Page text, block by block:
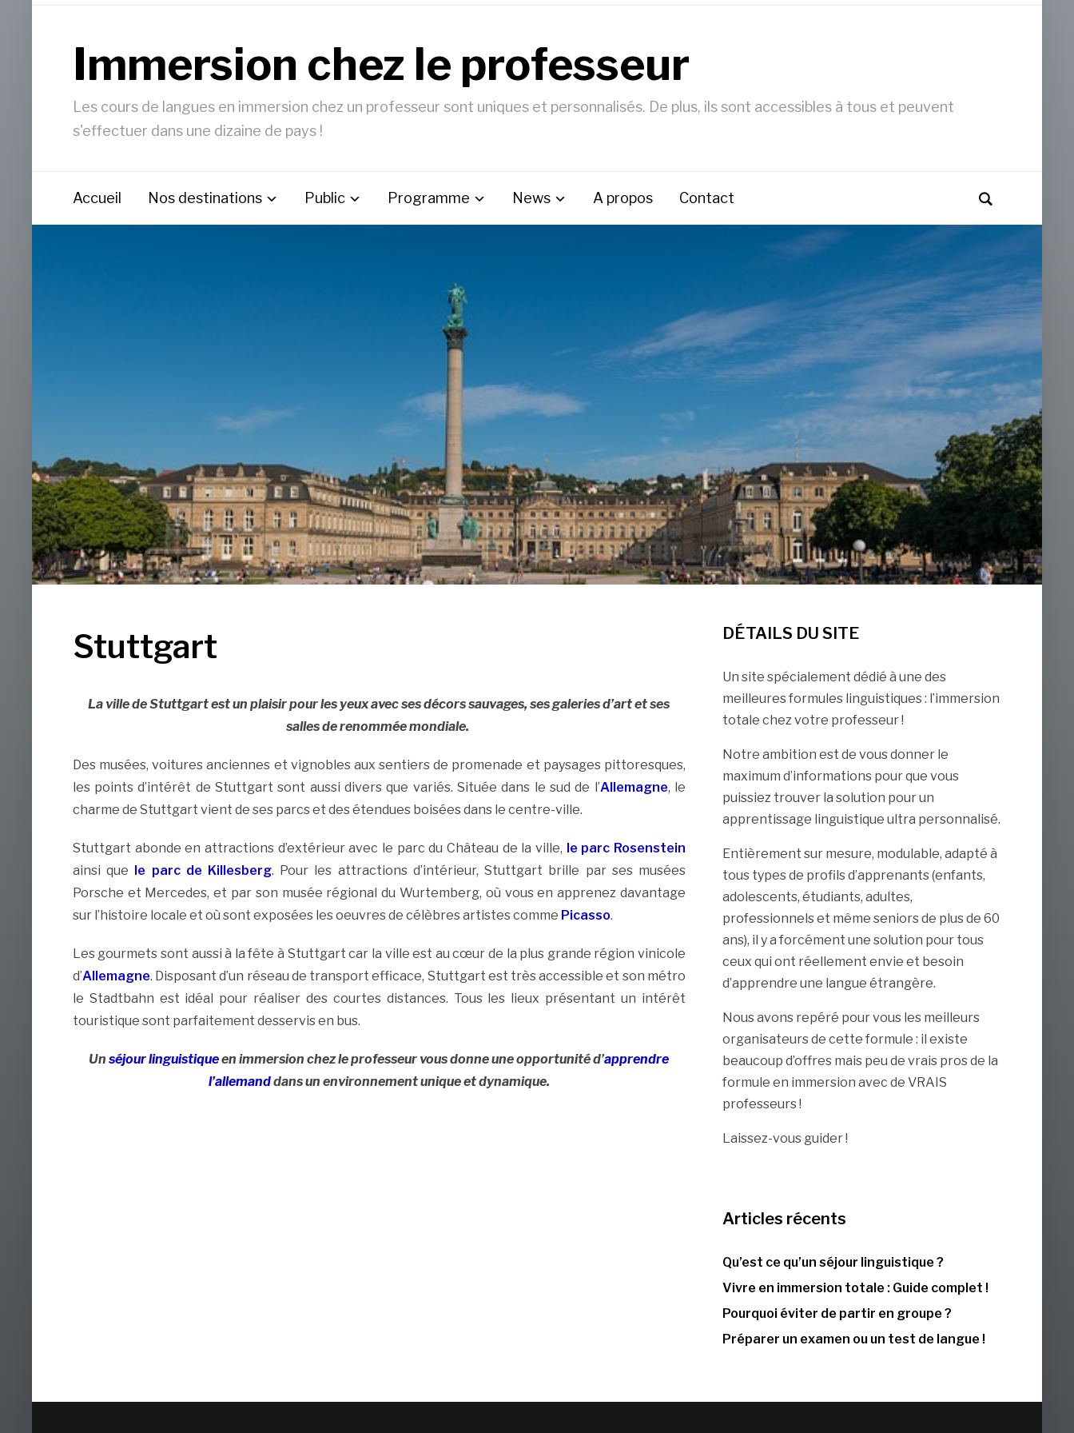
Immersion chez le professeur
Les cours de langues en immersion chez un professeur sont uniques et personnalisés. De plus, ils sont accessibles à tous et peuvent
s'effectuer dans une dizaine de pays !
Accueil Nos destinations Public Programme News A propos Contact
Stuttgart
La ville de Stuttgart est un plaisir pour les yeux avec ses décors sauvages, ses galeries d’art et ses
salles de renommée mondiale.
Des musées, voitures anciennes et vignobles aux sentiers de promenade et paysages pittoresques,
les points d’intérêt de Stuttgart sont aussi divers que variés. Située dans le sud de l’Allemagne, le
charme de Stuttgart vient de ses parcs et des étendues boisées dans le centre-ville.
Stuttgart abonde en attractions d’extérieur avec le parc du Château de la ville, le parc Rosenstein
ainsi que le parc de Killesberg. Pour les attractions d’intérieur, Stuttgart brille par ses musées
Porsche et Mercedes, et par son musée régional du Wurtemberg, où vous en apprenez davantage
sur l’histoire locale et où sont exposées les oeuvres de célèbres artistes comme Picasso.
Les gourmets sont aussi à la fête à Stuttgart car la ville est au cœur de la plus grande région vinicole
d’Allemagne. Disposant d’un réseau de transport efficace, Stuttgart est très accessible et son métro
le Stadtbahn est idéal pour réaliser des courtes distances. Tous les lieux présentant un intérêt
touristique sont parfaitement desservis en bus.
Unséjour linguistiqueen immersion chez le professeur vous donne une opportunité d’apprendre
l’allemanddans un environnement unique et dynamique.
DÉTAILS DU SITE
Un site spécialement dédié à une des
meilleures formules linguistiques : l’immersion
totale chez votre professeur !
Notre ambition est de vous donner le
maximum d’informations pour que vous
puissiez trouver la solution pour un
apprentissage linguistique ultra personnalisé.
Entièrement sur mesure, modulable, adapté à
tous types de profils d’apprenants (enfants,
adolescents, étudiants, adultes,
professionnels et même seniors de plus de 60
ans), il y a forcément une solution pour tous
ceux qui ont réellement envie et besoin
d’apprendre une langue étrangère.
Nous avons repéré pour vous les meilleurs
organisateurs de cette formule : il existe
beaucoup d’offres mais peu de vrais pros de la
formule en immersion avec de VRAIS
professeurs !
Laissez-vous guider !
Articles récents
Qu’est ce qu’un séjour linguistique ?
Vivre en immersion totale : Guide complet !
Pourquoi éviter de partir en groupe ?
Préparer un examen ou un test de langue !